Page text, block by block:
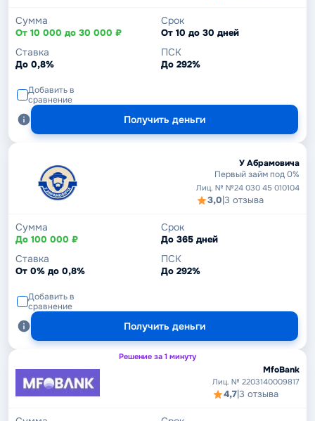
Сумма
От 10 000 до 30 000 ₽
Срок
От 10 до 30 дней
Ставка
До 0,8%
ПСК
До 292%
Добавить в
сравнение
Получить деньги
У Абрамовича
Первый займ под 0%
Лиц. № №24 030 45 010104
3,0|3 отзыва
Сумма
До 100 000 ₽
Срок
До 365 дней
Ставка
От 0% до 0,8%
ПСК
До 292%
Добавить в
сравнение
Получить деньги
Решение за 1 минуту
MfoBank
Лиц. № 2203140009817
4,7|3 отзыва